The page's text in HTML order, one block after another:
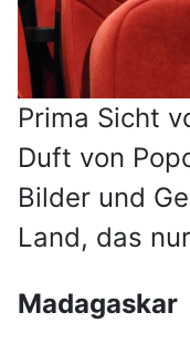
Prima Sicht
Duft von
Bilder und
Land, das
Madagaskar